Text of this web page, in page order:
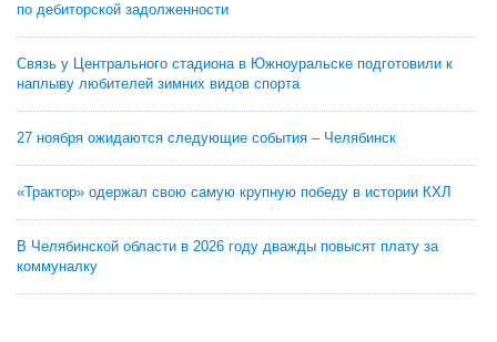
по дебиторской задолженности
Связь у Центрального стадиона в Южноуральске подготовили к
наплыву любителей зимних видов спорта
27 ноября ожидаются следующие события – Челябинск
«Трактор» одержал свою самую крупную победу в истории КХЛ
В Челябинской области в 2026 году дважды повысят плату за
коммуналку